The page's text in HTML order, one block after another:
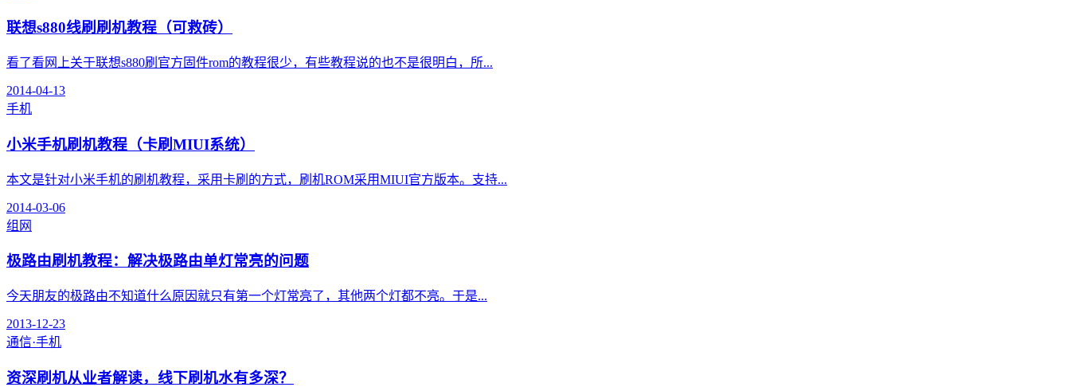
联想s880线刷刷机教程（可救砖）
看了看网上关于联想s880刷官方固件rom的教程很少，有些教程说的也不是很明白，所...
2014-04-13
手机
小米手机刷机教程（卡刷MIUI系统）
本文是针对小米手机的刷机教程，采用卡刷的方式，刷机ROM采用MIUI官方版本。支持...
2014-03-06
组网
极路由刷机教程：解决极路由单灯常亮的问题
今天朋友的极路由不知道什么原因就只有第一个灯常亮了，其他两个灯都不亮。于是...
2013-12-23
通信·手机
资深刷机从业者解读，线下刷机水有多深？